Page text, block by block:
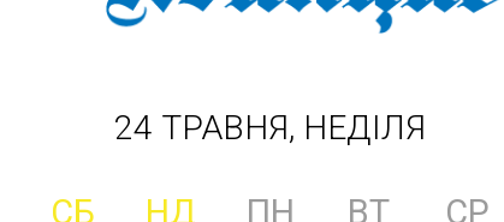
24 ТРАВНЯ, НЕДІЛЯ
СБ НД ПН ВТ СР